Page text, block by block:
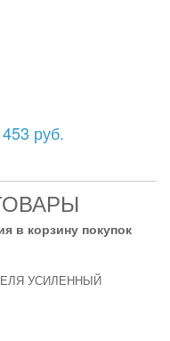
руб.
в корзину покупок
УСИЛЕННЫЙ